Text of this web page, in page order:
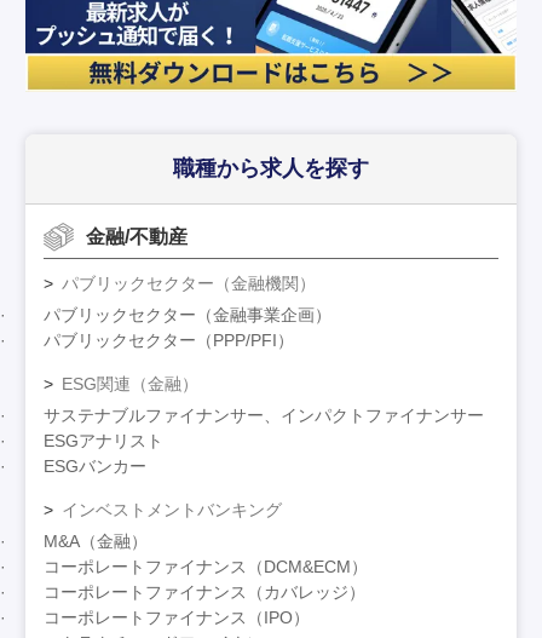
職種から求人を探す
金融/不動産
パブリックセクター（金融機関）
パブリックセクター（金融事業企画）
パブリックセクター（PPP/PFI）
ESG関連（金融）
サステナブルファイナンサー、インパクトファイナンサー
ESGアナリスト
ESGバンカー
インベストメントバンキング
M&A（金融）
コーポレートファイナンス（DCM&ECM）
コーポレートファイナンス（カバレッジ）
コーポレートファイナンス（IPO）